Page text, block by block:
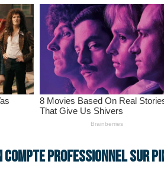
compte professionnel sur